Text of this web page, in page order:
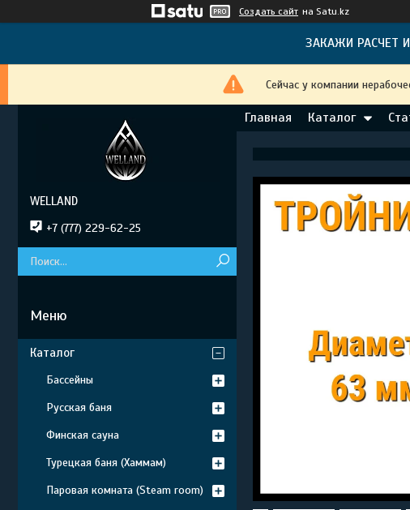
Создать сайт на Satu.kz
ЗАКАЖИ РАСЧЕТ
Сейчас у компании
Главная Каталог
WELLAND
+7 (777) 229-62-25
Каталог
Бассейны
Русская баня
Финская сауна
Турецкая баня (Хаммам)
Паровая комната (Steam room)